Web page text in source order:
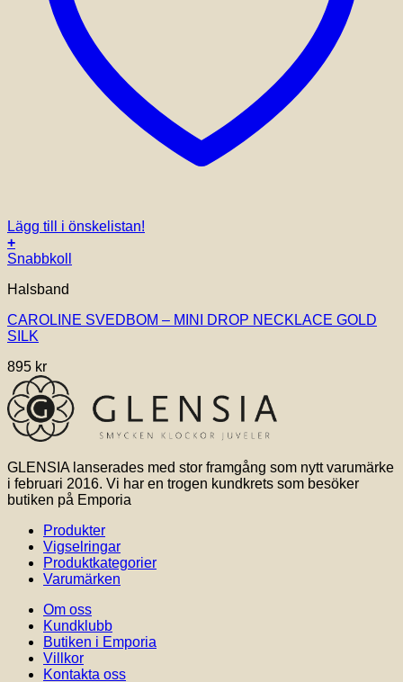
Lägg till i önskelistan!
+
Snabbkoll
Halsband
CAROLINE SVEDBOM – MINI DROP NECKLACE GOLD
SILK
895 kr
GLENSIA lanserades med stor framgång som nytt varumärke
i februari 2016. Vi har en trogen kundkrets som besöker
butiken på Emporia
Produkter
Vigselringar
Produktkategorier
Varumärken
Om oss
Kundklubb
Butiken i Emporia
Villkor
Kontakta oss